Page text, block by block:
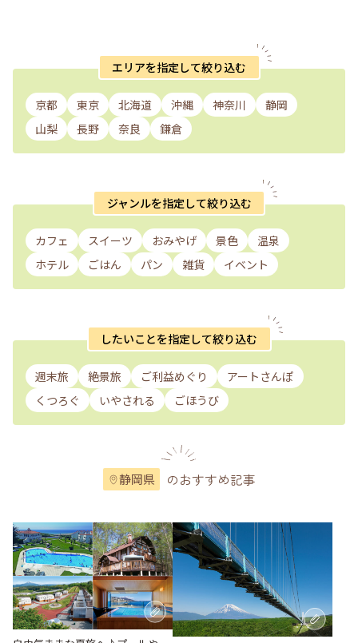
エリアを指定して絞り込む
京都 東京 北海道 沖縄 神奈川
静岡
山梨
長野 奈良 鎌倉
ジャンルを指定して絞り込む
カフェ スイーツ おみやげ 景色
温泉
ホテル
ごはん パン 雑貨 イベント
したいことを指定して絞り込む
週末旅 絶景旅 ご利益めぐり
アートさんぽ
くつろぐ
いやされる ごほうび
静岡県 のおすすめ記事